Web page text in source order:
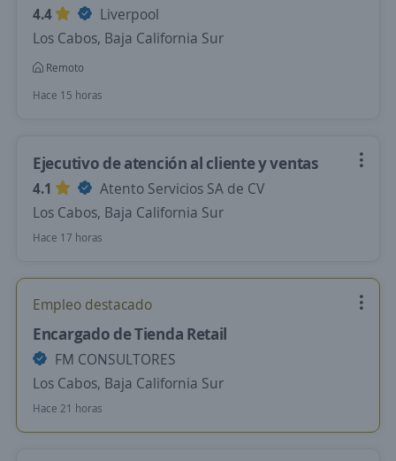
4.4
Liverpool
Los Cabos, Baja California Sur
Remoto
Hace 15 horas
Ejecutivo de atención al cliente y ventas
4.1
Atento Servicios SA de CV
Los Cabos, Baja California Sur
Hace 17 horas
Empleo destacado
Encargado de Tienda Retail
FM CONSULTORES
Los Cabos, Baja California Sur
Hace 21 horas